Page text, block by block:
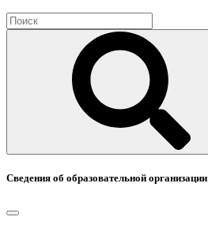
Сведения об образовательной организации